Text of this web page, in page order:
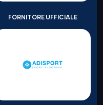
FORNITORE UFFICIALE